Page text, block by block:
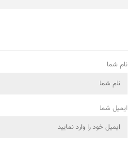
نام شما
ایمیل شما